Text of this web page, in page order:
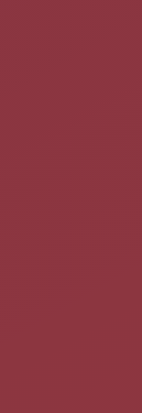
existant